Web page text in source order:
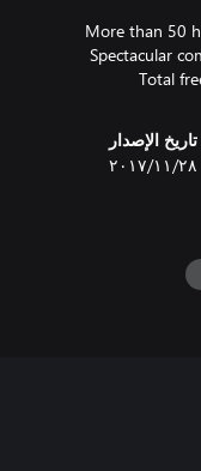
تاريخ الإصدار
٢٨‏/١١‏/٢٠١٧